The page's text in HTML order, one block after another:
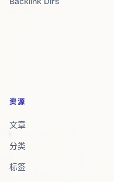
资源
文章
分类
标签